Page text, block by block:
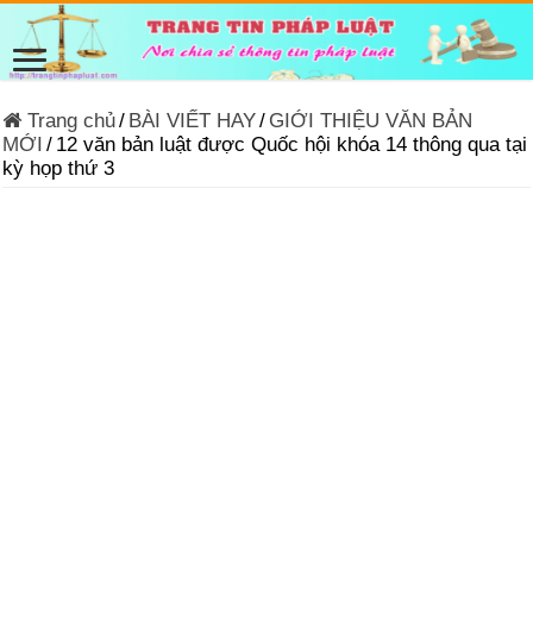
Trang chủ/ BÀI VIẾT HAY/ GIỚI THIỆU VĂN BẢN
MỚI / 12 văn bản luật được Quốc hội khóa 14 thông qua tại
kỳ họp thứ 3